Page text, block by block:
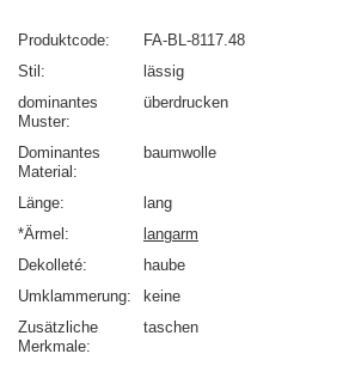
Produktcode
FA-BL-8117.48
Stil
lässig
dominantes
Muster
überdrucken
Dominantes
Material
baumwolle
Länge
lang
*Ärmel
langarm
Dekolleté
haube
Umklammerung
keine
Zusätzliche
Merkmale
taschen